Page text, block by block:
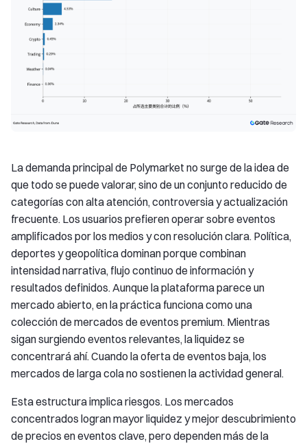
La demanda principal de Polymarket no surge de la idea de
que todo se puede valorar, sino de un conjunto reducido de
categorías con alta atención, controversia y actualización
frecuente. Los usuarios prefieren operar sobre eventos
amplificados por los medios y con resolución clara. Política,
deportes y geopolítica dominan porque combinan
intensidad narrativa, flujo continuo de información y
resultados definidos. Aunque la plataforma parece un
mercado abierto, en la práctica funciona como una
colección de mercados de eventos premium. Mientras
sigan surgiendo eventos relevantes, la liquidez se
concentrará ahí. Cuando la oferta de eventos baja, los
mercados de larga cola no sostienen la actividad general.
Esta estructura implica riesgos. Los mercados
concentrados logran mayor liquidez y mejor descubrimiento
de precios en eventos clave, pero dependen más de la